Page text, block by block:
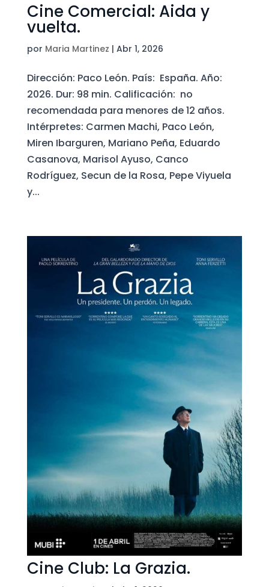
Cine Comercial: Aida y
vuelta.
por Maria Martinez | Abr 1, 2026
Dirección: Paco León. País: España. Año:
2026. Dur: 98 min. Calificación: no
recomendada para menores de 12 años.
Intérpretes: Carmen Machi, Paco León,
Miren Ibarguren, Mariano Peña, Eduardo
Casanova, Marisol Ayuso, Canco
Rodríguez, Secun de la Rosa, Pepe Viyuela
y...
Cine Club: La Grazia.